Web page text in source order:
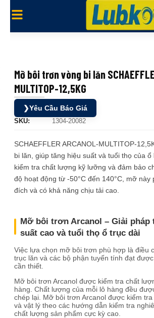
Mỡ bôi trơn vòng bi lăn
MULTITOP-12,5KG
❯Yêu Cầu Báo Giá
SKU: 1304-20082
SCHAEFFLER ARCANOL-MULTITOP-
bi lăn, giúp tăng hiệu suất và tuổi thọ của
kiểm tra chất lượng kỹ lưỡng và đảm bảo
độ hoạt động từ -50°C đến 140°C, mỡ
đích và có khả năng chịu tải cao.
Mỡ bôi trơn Arcanol – Giải pháp
suất cao và tuổi thọ ổ trục dài
Việc lựa chọn mỡ bôi trơn phù hợp là điều
trục lăn và các bộ phận tuyến tính đạt
cần thiết.
Mỡ bôi trơn Arcanol được kiểm tra chất
hàng. Chất lượng của mỗi lô hàng đều
chép lại. Mỡ bôi trơn Arcanol được kiểm
và vật lý theo các hướng dẫn kiểm tra
chất lượng sản phẩm cực kỳ cao.